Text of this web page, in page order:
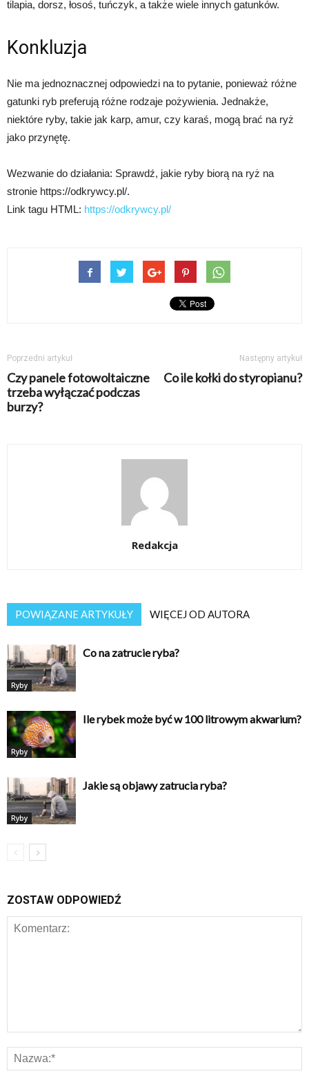
tilapia, dorsz, łosoś, tuńczyk, a także wiele innych gatunków.
Konkluzja
Nie ma jednoznacznej odpowiedzi na to pytanie, ponieważ różne
gatunki ryb preferują różne rodzaje pożywienia. Jednakże,
niektóre ryby, takie jak karp, amur, czy karaś, mogą brać na ryż
jako przynętę.
Wezwanie do działania: Sprawdź, jakie ryby biorą na ryż na
stronie https://odkrywcy.pl/.
Link tagu HTML: https://odkrywcy.pl/
Poprzedni artykuł
Czy panele fotowoltaiczne
trzeba wyłączać podczas
burzy?
Następny artykuł
Co ile kołki do styropianu?
Redakcja
POWIĄZANE ARTYKUŁY WIĘCEJ OD AUTORA
Ryby
Co na zatrucie ryba?
Ryby
Ile rybek może być w 100 litrowym akwarium?
Ryby
Jakie są objawy zatrucia ryba?
ZOSTAW ODPOWIEDŹ